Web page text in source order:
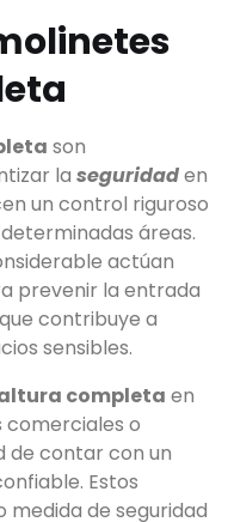
son
la seguridaden
un control riguroso
áreas.
actúan
prevenir la entrada
contribuye a
sensibles.
completa en
comerciales o
de contar con un
Estos
medida de seguridad